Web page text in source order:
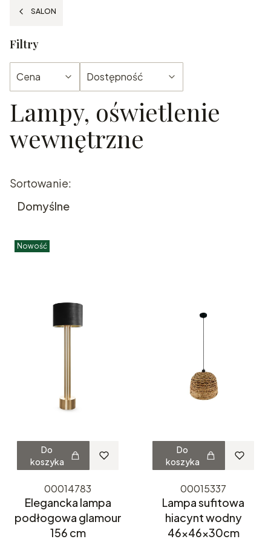
SALON
Filtry
Cena Dostępność
Koniec filtrów
Lampy, oświetlenie
wewnętrzne
Lista produktów
Sortowanie:
Domyślne
Nowość
Do
koszyka
00014783
Elegancka lampa
podłogowa glamour
156 cm
Do
koszyka
00015337
Lampa sufitowa
hiacynt wodny
46x46x30cm